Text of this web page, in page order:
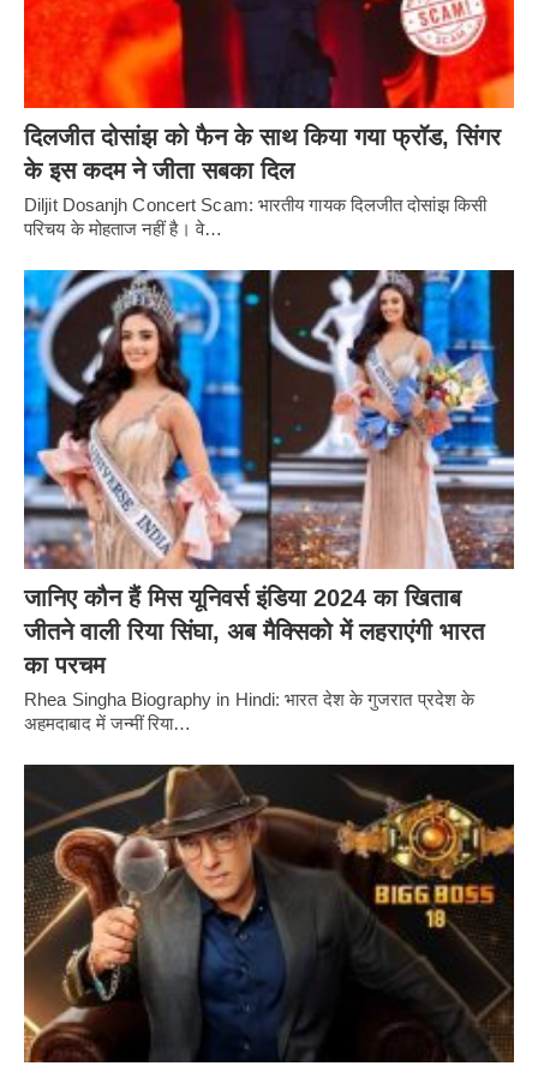
दिलजीत दोसांझ को फैन के साथ किया गया फ्रॉड, सिंगर
के इस कदम ने जीता सबका दिल
Diljit Dosanjh Concert Scam: भारतीय गायक दिलजीत दोसांझ किसी
परिचय के मोहताज नहीं है। वे…
जानिए कौन हैं मिस यूनिवर्स इंडिया 2024 का खिताब
जीतने वाली रिया सिंघा, अब मैक्सिको में लहराएंगी भारत
का परचम
Rhea Singha Biography in Hindi: भारत देश के गुजरात प्रदेश के
अहमदाबाद में जन्मीं रिया…